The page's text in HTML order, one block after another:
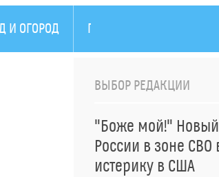
И ОГОРОД ПРЕСС-РЕЛИЗЫ
ВЫБОР РЕДАКЦИИ
"Боже мой!"
России в зоне СВО
истерику в США